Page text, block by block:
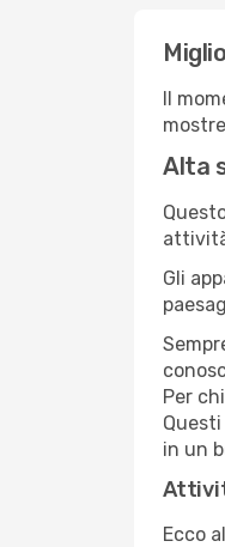
Il
Alta
Gli
Per
in un
Ecco